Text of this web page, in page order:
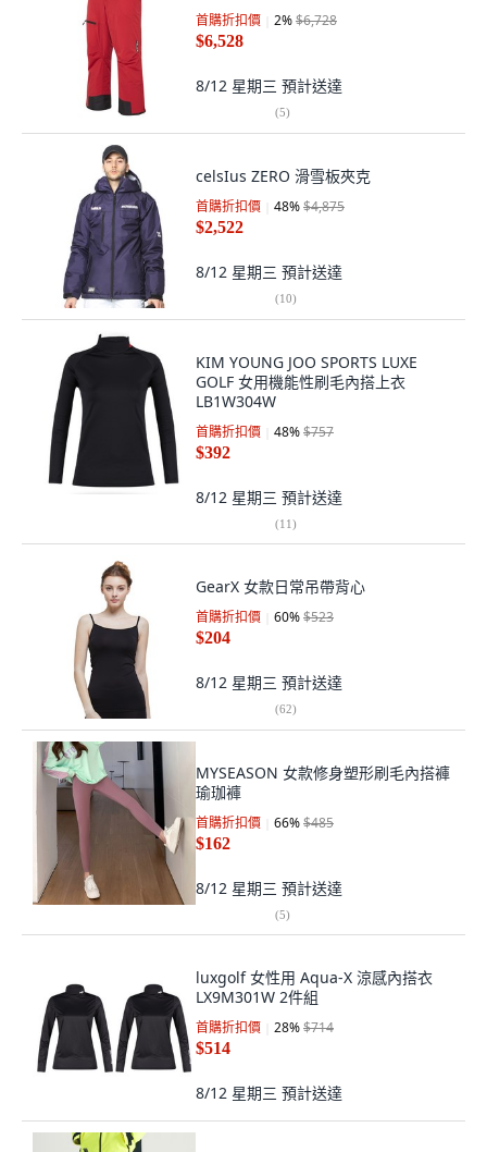
首購折扣價 2%$6,728
$6,528
8/12 星期三 預計送達
(5)
celsIus ZERO 滑雪板夾克
首購折扣價 48%$4,875
$2,522
8/12 星期三 預計送達
(10)
KIM YOUNG JOO SPORTS LUXE
GOLF 女用機能性刷毛內搭上衣
LB1W304W
首購折扣價 48%$757
$392
8/12 星期三 預計送達
(11)
GearX 女款日常吊帶背心
首購折扣價 60%$523
$204
8/12 星期三 預計送達
(62)
MYSEASON 女款修身塑形刷毛內搭褲
瑜珈褲
首購折扣價 66%$485
$162
8/12 星期三 預計送達
(5)
luxgolf 女性用 Aqua-X 涼感內搭衣
LX9M301W 2件組
首購折扣價 28%$714
$514
8/12 星期三 預計送達